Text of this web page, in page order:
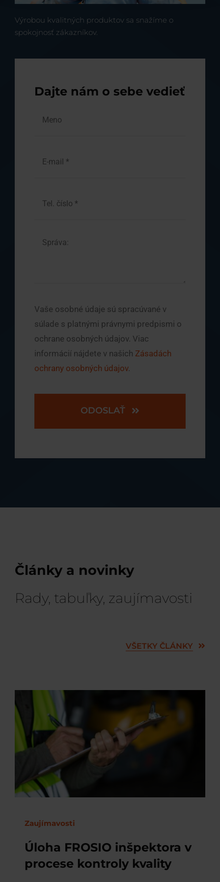
Výrobou kvalitných produktov sa snažíme o
spokojnosť zákazníkov.
Dajte nám o sebe vedieť
Vaše osobné údaje sú spracúvané v
súlade s platnými právnymi predpismi o
ochrane osobných údajov. Viac
informácií nájdete v našich Zásadách
ochrany osobných údajov.
ODOSLAŤ
Články a novinky
Rady, tabuľky, zaujímavosti
VŠETKY ČLÁNKY
Zaujímavosti
Úloha FROSIO inšpektora v
procese kontroly kvality